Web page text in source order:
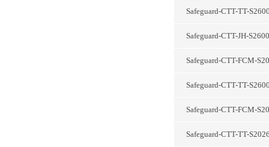
Safeguard-CTT-TT-
Safeguard-CTT-JH-
Safeguard-CTT-FCM-
Safeguard-CTT-TT-
Safeguard-CTT-FCM-
Safeguard-CTT-TT-